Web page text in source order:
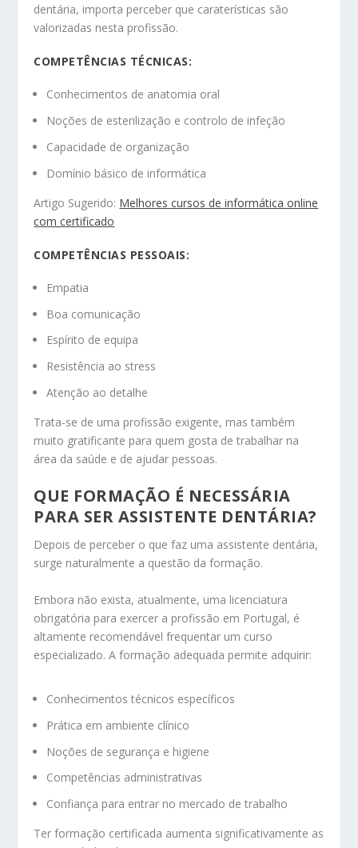
dentária, importa perceber que caraterísticas são
valorizadas nesta profissão.
COMPETÊNCIAS TÉCNICAS:
Conhecimentos de anatomia oral
Noções de esterilização e controlo de infeção
Capacidade de organização
Domínio básico de informática
Artigo Sugerido: Melhores cursos de informática online
com certificado
COMPETÊNCIAS PESSOAIS:
Empatia
Boa comunicação
Espírito de equipa
Resistência ao stress
Atenção ao detalhe
Trata-se de uma profissão exigente, mas também
muito gratificante para quem gosta de trabalhar na
área da saúde e de ajudar pessoas.
QUE FORMAÇÃO É NECESSÁRIA
PARA SER ASSISTENTE DENTÁRIA?
Depois de perceber o que faz uma assistente dentária,
surge naturalmente a questão da formação.
Embora não exista, atualmente, uma licenciatura
obrigatória para exercer a profissão em Portugal, é
altamente recomendável frequentar um curso
especializado. A formação adequada permite adquirir:
Conhecimentos técnicos específicos
Prática em ambiente clínico
Noções de segurança e higiene
Competências administrativas
Confiança para entrar no mercado de trabalho
Ter formação certificada aumenta significativamente as